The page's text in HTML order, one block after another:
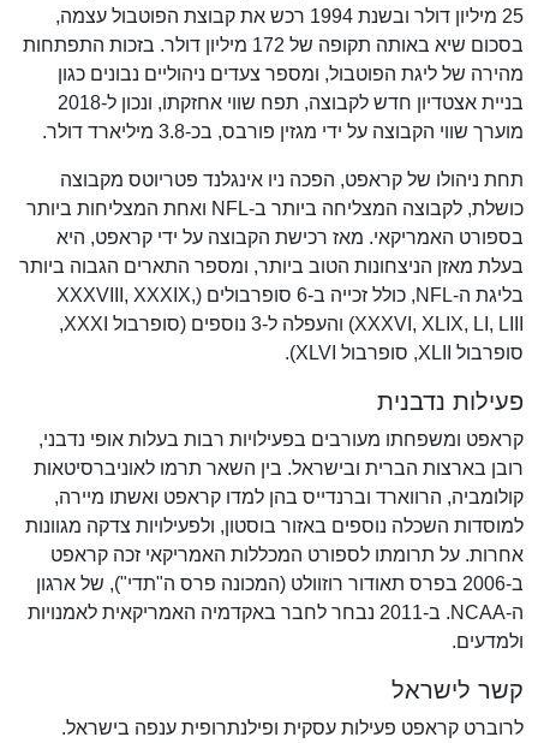
25 מיליון דולר ובשנת 1994 רכש את קבוצת הפוטבול עצמה,
בסכום שיא באותה תקופה של 172 מיליון דולר. בזכות התפתחות
מהירה של ליגת הפוטבול, ומספר צעדים ניהוליים נבונים כגון
בניית אצטדיון חדש לקבוצה, תפח שווי אחזקתו, ונכון ל-2018
מוערך שווי הקבוצה על ידי מגזין פורבס, בכ-3.8 מיליארד דולר.
תחת ניהולו של קראפט, הפכה ניו אינגלנד פטריוטס מקבוצה
כושלת, לקבוצה המצליחה ביותר ב-NFL ואחת המצליחות ביותר
בספורט האמריקאי. מאז רכישת הקבוצה על ידי קראפט, היא
בעלת מאזן הניצחונות הטוב ביותר, ומספר התארים הגבוה ביותר
בליגת ה-NFL, כולל זכייה ב-6 סופרבולים (XXXVIII, XXXIX,
XXXVI, XLIX, LI, LIII) והעפלה ל-3 נוספים (סופרבול XXXI,
סופרבול XLII, סופרבול XLVI).
פעילות נדבנית
קראפט ומשפחתו מעורבים בפעילויות רבות בעלות אופי נדבני,
רובן בארצות הברית ובישראל. בין השאר תרמו לאוניברסיטאות
קולומביה, הרווארד וברנדייס בהן למדו קראפט ואשתו מיירה,
למוסדות השכלה נוספים באזור בוסטון, ולפעילויות צדקה מגוונות
אחרות. על תרומתו לספורט המכללות האמריקאי זכה קראפט
ב-2006 בפרס תאודור רוזוולט (המכונה פרס ה"תדי"), של ארגון
ה-NCAA. ב-2011 נבחר לחבר באקדמיה האמריקאית לאמנויות
ולמדעים.
קשר לישראל
לרוברט קראפט פעילות עסקית ופילנתרופית ענפה בישראל.